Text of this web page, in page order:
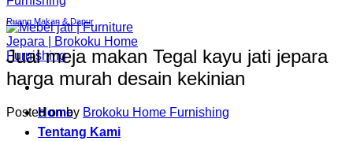
Home
Tentang Kami
Ruang Makan & Dapur
Jual meja makan Tegal kayu jati jepara
harga murah desain kekinian
Posted onby Brokoku Home Furnishing